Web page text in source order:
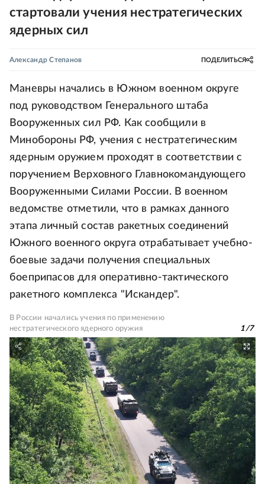
стартовали учения нестратегических
ядерных сил
Александр Степанов ПОДЕЛИТЬСЯ
Маневры начались в Южном военном округе
под руководством Генерального штаба
Вооруженных сил РФ. Как сообщили в
Минобороны РФ, учения с нестратегическим
ядерным оружием проходят в соответствии с
поручением Верховного Главнокомандующего
Вооруженными Силами России. В военном
ведомстве отметили, что в рамках данного
этапа личный состав ракетных соединений
Южного военного округа отрабатывает учебно-
боевые задачи получения специальных
боеприпасов для оперативно-тактического
ракетного комплекса "Искандер".
В России начались учения по применению
нестратегического ядерного оружия
1/7